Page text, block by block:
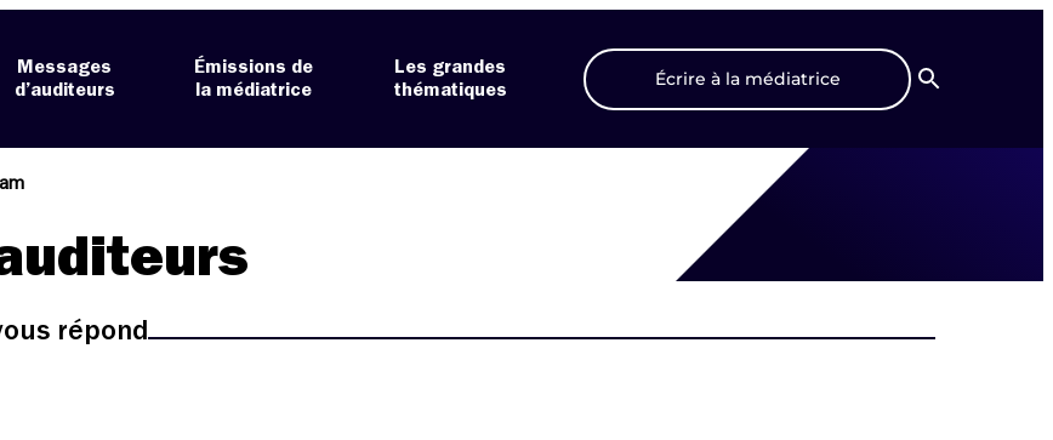
Messages
d’auditeurs
Émissions de
la médiatrice
Les grandes
thématiques
Écrire à la médiatrice
Recherche
répond